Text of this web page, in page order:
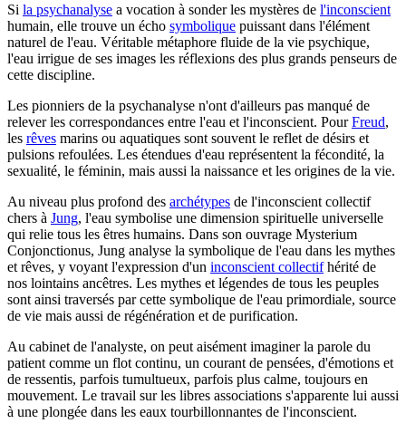
Si la psychanalyse a vocation à sonder les mystères de l'inconscient
humain, elle trouve un écho symbolique puissant dans l'élément
naturel de l'eau. Véritable métaphore fluide de la vie psychique,
l'eau irrigue de ses images les réflexions des plus grands penseurs de
cette discipline.
Les pionniers de la psychanalyse n'ont d'ailleurs pas manqué de
relever les correspondances entre l'eau et l'inconscient. PourFreud,
les rêves marins ou aquatiques sont souvent le reflet de désirs et
pulsions refoulées. Les étendues d'eau représentent la fécondité, la
sexualité, le féminin, mais aussi la naissance et les origines de la vie.
Au niveau plus profond des archétypes de l'inconscient collectif
chers à Jung, l'eau symbolise une dimension spirituelle universelle
qui relie tous les êtres humains. Dans son ouvrage Mysterium
Conjonctionus, Jung analyse la symbolique de l'eau dans les mythes
et rêves, y voyant l'expression d'un inconscient collectifhérité de
nos lointains ancêtres. Les mythes et légendes de tous les peuples
sont ainsi traversés par cette symbolique de l'eau primordiale, source
de vie mais aussi de régénération et de purification.
Au cabinet de l'analyste, on peut aisément imaginer la parole du
patient comme un flot continu, un courant de pensées, d'émotions et
de ressentis, parfois tumultueux, parfois plus calme, toujours en
mouvement. Le travail sur les libres associations s'apparente lui aussi
à une plongée dans les eaux tourbillonnantes de l'inconscient.